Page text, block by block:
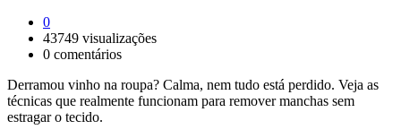
0
43749 visualizações
0 comentários
Derramou vinho na roupa? Calma, nem tudo está perdido. Veja as
técnicas que realmente funcionam para remover manchas sem
estragar o tecido.